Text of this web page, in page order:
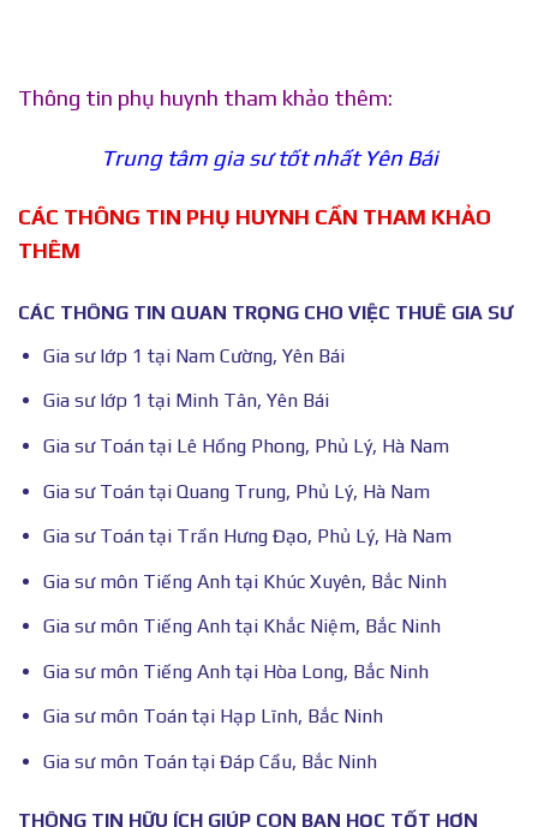
Thông tin phụ huynh tham khảo thêm:
Trung tâm gia sư tốt nhất Yên Bái
CÁC THÔNG TIN PHỤ HUYNH CẦN THAM KHẢO
THÊM
CÁC THÔNG TIN QUAN TRỌNG CHO VIỆC THUÊ GIA SƯ
Gia sư lớp 1 tại Nam Cường, Yên Bái
Gia sư lớp 1 tại Minh Tân, Yên Bái
Gia sư Toán tại Lê Hồng Phong, Phủ Lý, Hà Nam
Gia sư Toán tại Quang Trung, Phủ Lý, Hà Nam
Gia sư Toán tại Trần Hưng Đạo, Phủ Lý, Hà Nam
Gia sư môn Tiếng Anh tại Khúc Xuyên, Bắc Ninh
Gia sư môn Tiếng Anh tại Khắc Niệm, Bắc Ninh
Gia sư môn Tiếng Anh tại Hòa Long, Bắc Ninh
Gia sư môn Toán tại Hạp Lĩnh, Bắc Ninh
Gia sư môn Toán tại Đáp Cầu, Bắc Ninh
THÔNG TIN HỮU ÍCH GIÚP CON BẠN HỌC TỐT HƠN